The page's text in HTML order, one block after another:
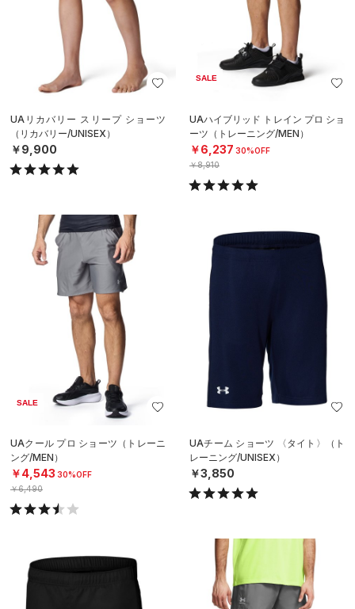
UAリカバリー スリープ ショーツ
（リカバリー/UNISEX）
￥9,900
SALE
UAハイブリッド トレイン プロ ショ
ーツ（トレーニング/MEN）
￥6,237 30%OFF
￥8,910
SALE
UAクール プロ ショーツ（トレーニ
ング/MEN）
￥4,543 30%OFF
￥6,490
UAチーム ショーツ 〈タイト〉（ト
レーニング/UNISEX）
￥3,850